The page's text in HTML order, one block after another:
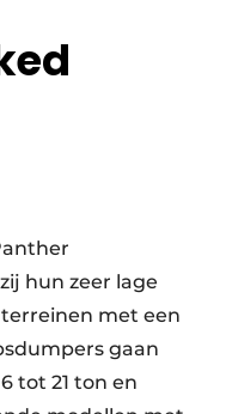
hun zeer lage
met een
gaan
tot 21 ton en